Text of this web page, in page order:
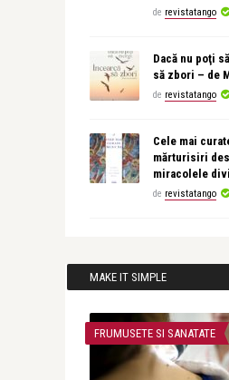
de revistatango
Dacă nu poţi
să zbori – de
de revistatango
Cele mai
mărturisiri
miracolele
de revistatango
MAKE IT SIMPLE
FRUMUSETE SI SANATATE